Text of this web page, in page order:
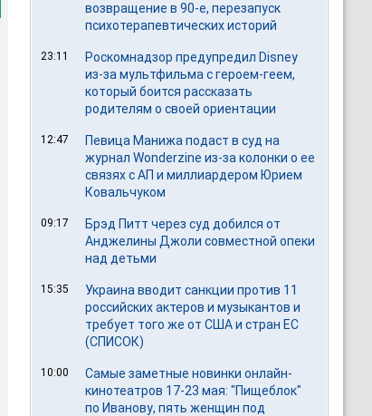
возвращение в 90-е, перезапуск
психотерапевтических историй
23:11
Роскомнадзор предупредил Disney
из-за мультфильма c героем-геем,
который боится рассказать
родителям о своей ориентации
12:47
Певица Манижа подаст в суд на
журнал Wonderzine из-за колонки о ее
связях с АП и миллиардером Юрием
Ковальчуком
09:17
Брэд Питт через суд добился от
Анджелины Джоли совместной опеки
над детьми
15:35
Украина вводит санкции против 11
российских актеров и музыкантов и
требует того же от США и стран ЕС
(СПИСОК)
10:00
Самые заметные новинки онлайн-
кинотеатров 17-23 мая: "Пищеблок"
по Иванову, пять женщин под